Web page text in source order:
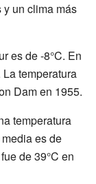
y un clima más
es de -8°C. En
temperatura
Dam en 1955.
temperatura
es de
de 39°C en